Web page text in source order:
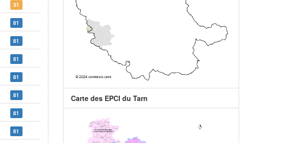
31
81
81
81
81
81
81
81
Carte des EPCI du Tarn